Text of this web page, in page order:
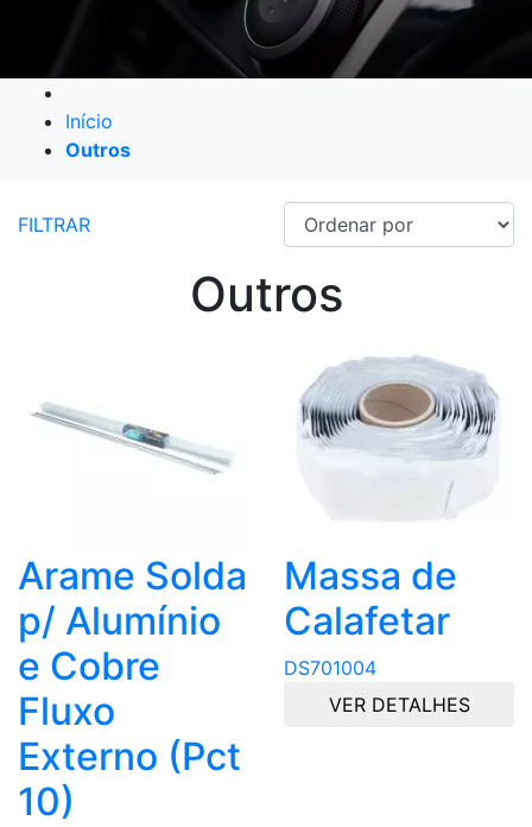
Início
Outros
FILTRAR
Outros
Arame Solda
p/ Alumínio
e Cobre
Fluxo
Externo (Pct
10)
Massa de
Calafetar
DS701004
VER DETALHES